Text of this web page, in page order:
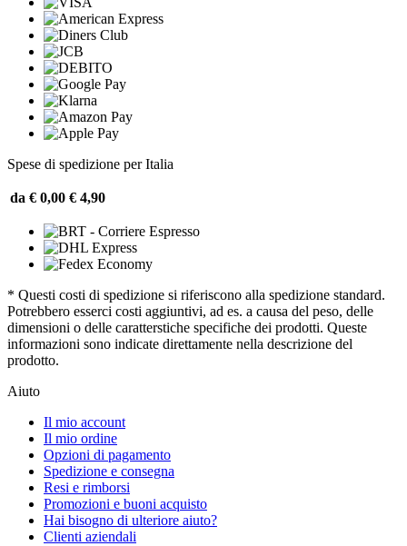
Spese di spedizione per Italia
da € 0,00 € 4,90
* Questi costi di spedizione si riferiscono alla spedizione standard.
Potrebbero esserci costi aggiuntivi, ad es. a causa del peso, delle
dimensioni o delle caratterstiche specifiche dei prodotti. Queste
informazioni sono indicate direttamente nella descrizione del
prodotto.
Aiuto
Il mio account
Il mio ordine
Opzioni di pagamento
Spedizione e consegna
Resi e rimborsi
Promozioni e buoni acquisto
Hai bisogno di ulteriore aiuto?
Clienti aziendali